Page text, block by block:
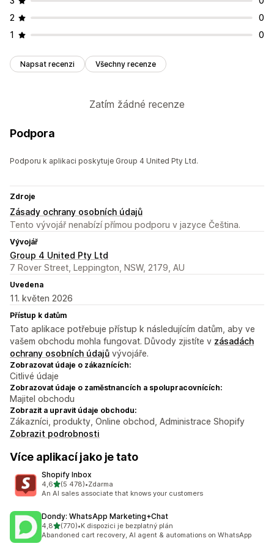
2
0
1
0
Napsat recenzi Všechny recenze
Zatím žádné recenze
Podpora
Podporu k aplikaci poskytuje Group 4 United Pty Ltd.
Zdroje
Zásady ochrany osobních údajů
Tento vývojář nenabízí přímou podporu v jazyce Čeština.
Vývojář
Group 4 United Pty Ltd
7 Rover Street, Leppington, NSW, 2179, AU
Uvedena
11. květen 2026
Přístup k datům
Tato aplikace potřebuje přístup k následujícím datům, aby ve
vašem obchodu mohla fungovat. Důvody zjistíte v zásadách
ochrany osobních údajů vývojáře.
Zobrazovat údaje o zákaznících:
Citlivé údaje
Zobrazovat údaje o zaměstnancích a spolupracovnících:
Majitel obchodu
Zobrazit a upravit údaje obchodu:
Zákazníci, produkty, Online obchod, Administrace Shopify
Zobrazit podrobnosti
Více aplikací jako je tato
Shopify Inbox
4,6z 5 hvězd
(5 478)
Celkový počet recenzí: 5478
•Zdarma
An AI sales associate that knows your customers
Dondy: WhatsApp Marketing+Chat
4,8z 5 hvězd
(770)
Celkový počet recenzí: 770
•K dispozici je bezplatný plán
Abandoned cart recovery, AI agent & automations on WhatsApp